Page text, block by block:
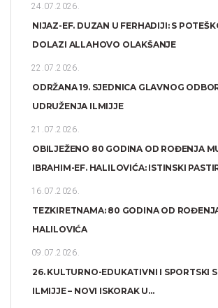
24.07.2026.
NIJAZ-EF. DUZAN U FERHADIJI: S
DOLAZI ALLAHOVO OLAKŠANJE
22.07.2026.
ODRŽANA 19. SJEDNICA GLAVNOG
UDRUŽENJA ILMIJJE
21.07.2026.
OBILJEŽENO 80 GODINA OD ROĐENJA
IBRAHIM-EF. HALILOVIĆA: ISTINSKI
16.07.2026.
TEZKIRETNAMA: 80 GODINA OD
HALILOVIĆA
09.07.2026.
26. KULTURNO-EDUKATIVNI I SPORTSKI
ILMIJJE – NOVI ISKORAK U...